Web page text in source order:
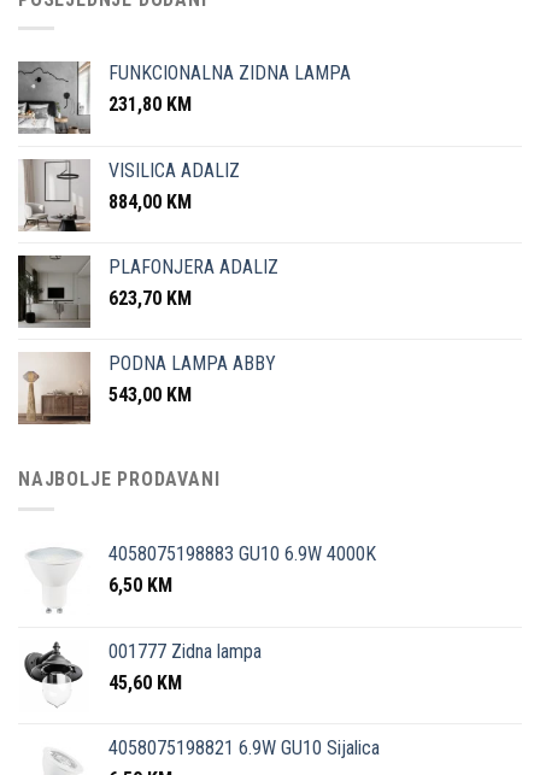
FUNKCIONALNA ZIDNA LAMPA
231,80 KM
VISILICA ADALIZ
884,00 KM
PLAFONJERA ADALIZ
623,70 KM
PODNA LAMPA ABBY
543,00 KM
NAJBOLJE PRODAVANI
4058075198883 GU10 6.9W 4000K
6,50 KM
001777 Zidna lampa
45,60 KM
4058075198821 6.9W GU10 Sijalica